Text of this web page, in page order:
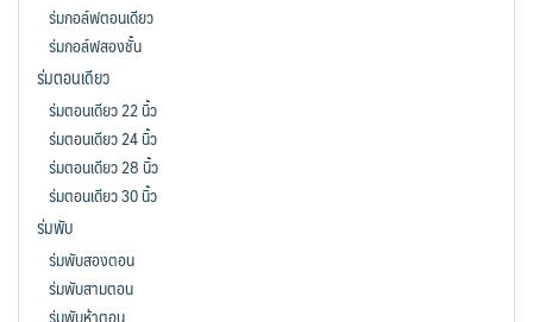
ร่มกอล์ฟตอนเดียว
ร่มกอล์ฟสองชั้น
ร่มตอนเดียว
ร่มตอนเดียว 22 นิ้ว
ร่มตอนเดียว 24 นิ้ว
ร่มตอนเดียว 28 นิ้ว
ร่มตอนเดียว 30 นิ้ว
ร่มพับ
ร่มพับสองตอน
ร่มพับสามตอน
ร่มพับห้าตอน